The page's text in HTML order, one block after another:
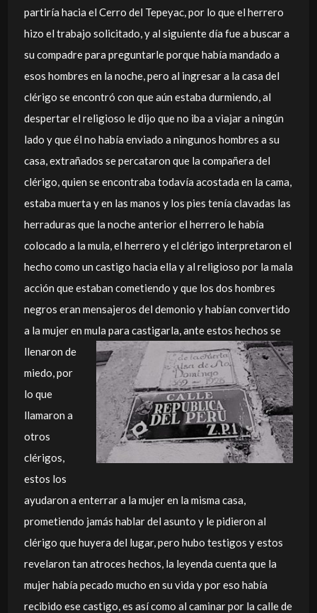
partiría hacia el Cerro del Tepeyac, por lo que el herrero
hizo el trabajo solicitado, y al siguiente día fue a buscar a
su compadre para preguntarle porque había mandado a
esos hombres en la noche, pero al ingresar a la casa del
clérigo se encontró con que aún estaba durmiendo, al
despertar el religioso le dijo que no iba a viajar a ningún
lado y que él no había enviado a ningunos hombres a su
casa, extrañados se percataron que la compañera del
clérigo, quien se encontraba todavía acostada en la cama,
estaba muerta y en las manos y los pies tenía clavadas las
herraduras que la noche anterior el herrero le había
colocado a la mula, el herrero y el clérigo interpretaron el
hecho como un castigo hacia ella y al religioso por la mala
acción que estaban cometiendo y que los dos hombres
negros eran mensajeros del demonio y habían convertido
a la mujer en mula para castigarla, ante estos hechos se
llenaron de
miedo, por
lo que
llamaron a
otros
clérigos,
estos los
ayudaron a enterrar a la mujer en la misma casa,
prometiendo jamás hablar del asunto y le pidieron al
clérigo que huyera del lugar, pero hubo testigos y estos
revelaron tan atroces hechos, la leyenda cuenta que la
mujer había pecado mucho en su vida y por eso había
recibido ese castigo, es así como al caminar por la calle de